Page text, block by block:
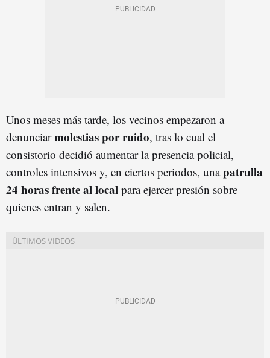
Unos meses más tarde, los vecinos empezaron a
denunciarmolestias por ruido, tras lo cual el
consistorio decidió aumentar la presencia policial,
controles intensivos y, en ciertos periodos, unapatrulla
24 horas frente al local para ejercer presión sobre
quienes entran y salen.